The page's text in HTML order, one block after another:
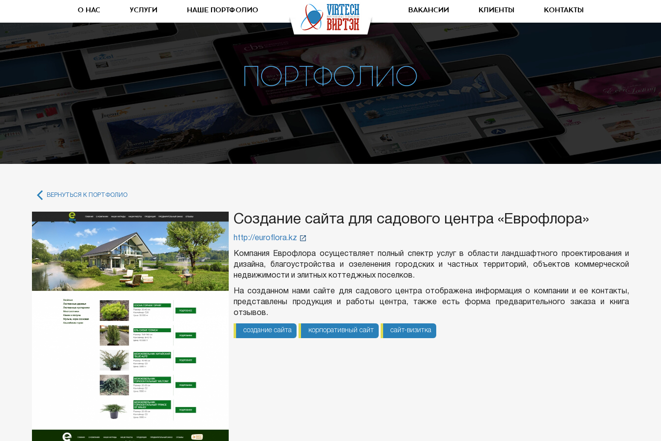
О НАС УСЛУГИ НАШЕ ПОРТФОЛИО ВАКАНСИИ КЛИЕНТЫ КОНТАКТЫ
ПОРТФОЛИО
ВЕРНУТЬСЯ К ПОРТФОЛИО
Создание сайта для садового центра «Еврофлора»
http://euroflora.kz
Компания Еврофлора осуществляет полный спектр услуг в области ландшафтного проектирования и
дизайна, благоустройства и озеленения городских и частных территорий, объектов коммерческой
недвижимости и элитных коттеджных поселков.
На созданном нами сайте для садового центра отображена информация о компании и ее контакты,
представлены продукция и работы центра, также есть форма предварительного заказа и книга
отзывов.
создание сайта корпоративный сайт сайт-визитка